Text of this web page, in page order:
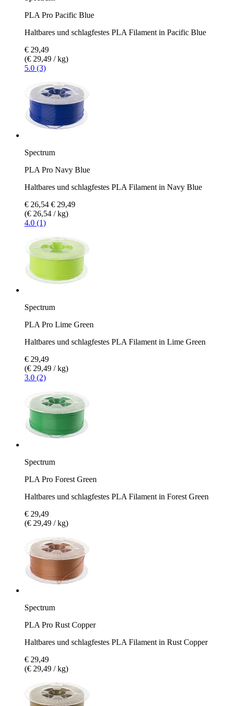
PLA Pro Pacific Blue
Haltbares und schlagfestes PLA Filament in Pacific Blue
€ 29,49
(€ 29,49 / kg)
5.0 (3)
Spectrum
PLA Pro Navy Blue
Haltbares und schlagfestes PLA Filament in Navy Blue
€ 26,54 € 29,49
(€ 26,54 / kg)
4.0 (1)
Spectrum
PLA Pro Lime Green
Haltbares und schlagfestes PLA Filament in Lime Green
€ 29,49
(€ 29,49 / kg)
3.0 (2)
Spectrum
PLA Pro Forest Green
Haltbares und schlagfestes PLA Filament in Forest Green
€ 29,49
(€ 29,49 / kg)
Spectrum
PLA Pro Rust Copper
Haltbares und schlagfestes PLA Filament in Rust Copper
€ 29,49
(€ 29,49 / kg)